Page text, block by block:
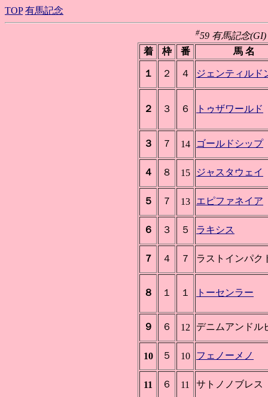
TOP 有馬記念
#59 有馬記念
着
枠 番 馬 名
１ ２ ４ ジェンティルド
２ ３ ６ トゥザワールド
３ ７ 14 ゴールドシップ
４ ８ 15 ジャスタウェイ
５ ７ 13 エピファネイア
６ ３ ５ ラキシス
７ ４ ７ ラストインパク
８ １ １ トーセンラー
９ ６ 12 デニムアンドル
10 ５ 10 フェノーメノ
11 ６ 11 サトノノブレス